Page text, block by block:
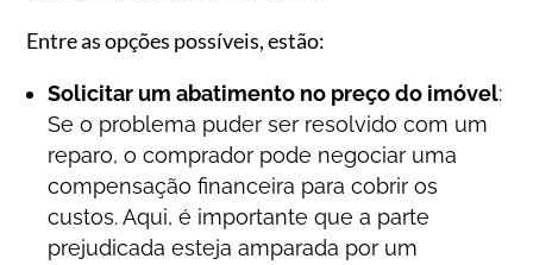
Entre as opções possíveis, estão:
Solicitar um abatimento no preço do imóvel:
Se o problema puder ser resolvido com um
reparo, o comprador pode negociar uma
compensação financeira para cobrir os
custos. Aqui, é importante que a parte
prejudicada esteja amparada por um